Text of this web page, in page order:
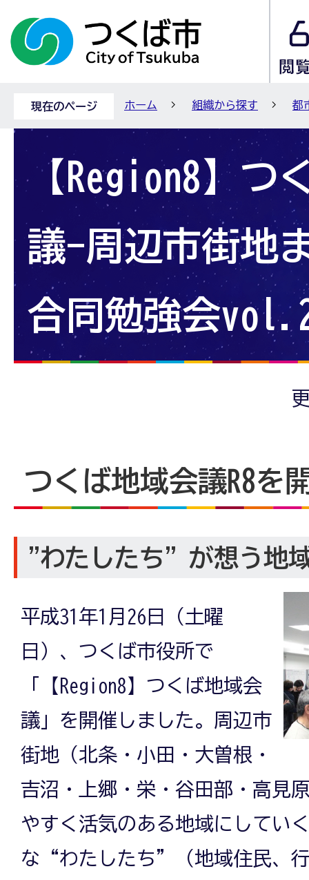
現在のページ ホーム 組織から探す 都
【Region8】つ
議-周辺市街地
合同勉強会
つくば地域会議R8を
"わたしたち”が想う地
平成31年1月26日（土曜
日）、つくば市役所で
「【Region8】つくば地域会
議」を開催しました。周辺市
街地（北条・小田・大曽根・
吉沼・上郷・栄・谷田部・高見
やすく活気のある地域にしてい
な“わたしたち”（地域住民、行